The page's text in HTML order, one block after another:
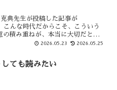
典先生が投稿した記事が
んな時代だからこそ、こういう
積み重ねが、本当に大切だと思い
2026.05.23 2026.05.25
しても読みたい